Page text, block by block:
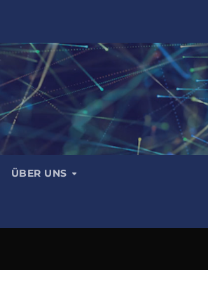
ÜBER UNS